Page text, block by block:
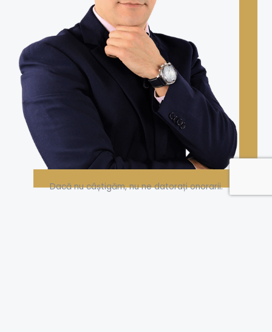
Dacă nu câștigăm, nu ne datorați onorarii.